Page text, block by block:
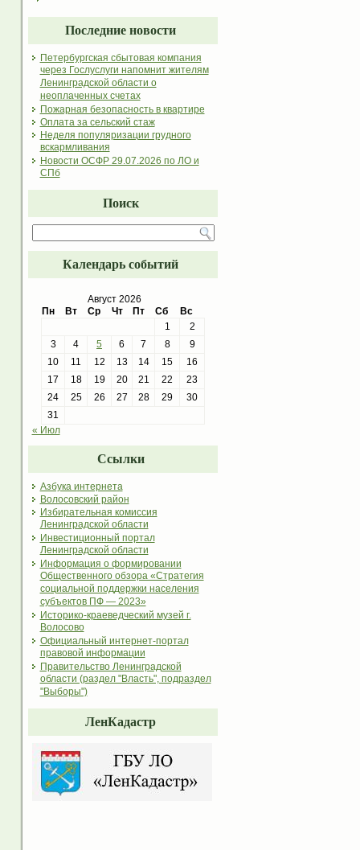
Последние новости
Петербургская сбытовая компания
через Гослуслуги напомнит жителям
Ленинградской области о
неоплаченных счетах
Пожарная безопасность в квартире
Оплата за сельский стаж
Неделя популяризации грудного
вскармливания
Новости ОСФР 29.07.2026 по ЛО и
СПб
Поиск
Календарь событий
Август 2026
Пн
Вт Ср Чт Пт Сб
Вс
1
2
3
4 5 6 7 8
9
10
11 12 13 14 15
16
17
18 19 20 21 22
23
24
25 26 27 28 29
30
31
« Июл
Ссылки
Азбука интернета
Волосовский район
Избирательная комиссия
Ленинградской области
Инвестиционный портал
Ленинградской области
Информация о формировании
Общественного обзора «Стратегия
социальной поддержки населения
субъектов ПФ — 2023»
Историко-краеведческий музей г.
Волосово
Официальный интернет-портал
правовой информации
Правительство Ленинградской
области (раздел "Власть", подраздел
"Выборы")
ЛенКадастр